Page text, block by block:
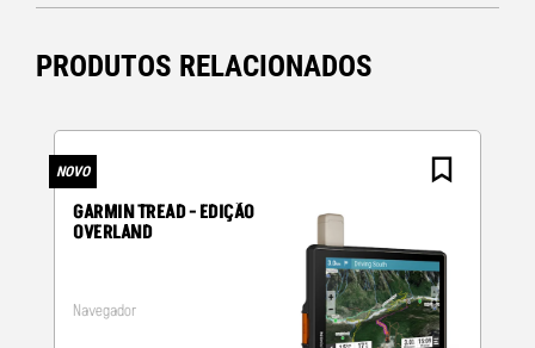
Ficha para micro/auriculares externos
Peso: 385 g com bateria
PRODUTOS RELACIONADOS
NOVO
GARMIN TREAD - EDIÇÃO
OVERLAND
Navegador